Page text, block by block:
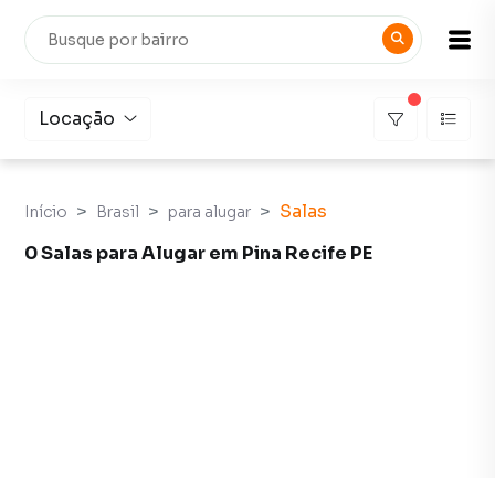
Locação
Início Brasil para alugar
Salas
0 Salas para Alugar em Pina Recife PE